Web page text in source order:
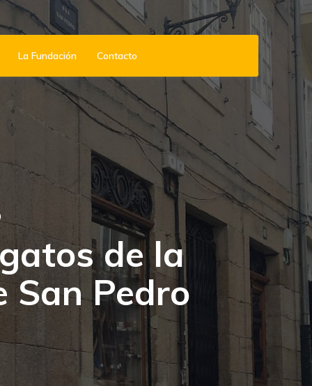
La Fundación Contacto
de la
San Pedro